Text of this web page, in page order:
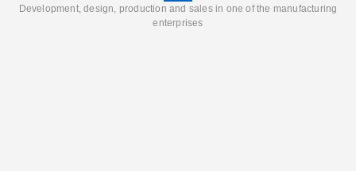
Development, design, production and sales in one of the manufacturing
enterprises